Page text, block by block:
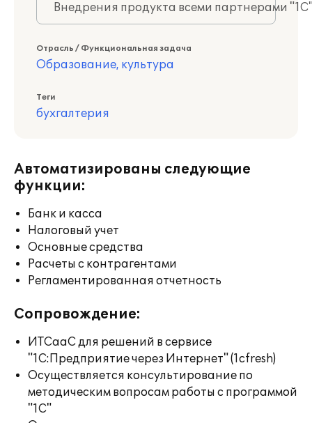
Внедрения продукта всеми партнерами
Отрасль / Функциональная задача
Образование, культура
Теги
бухгалтерия
Автоматизированы следующие
функции:
Банк и касса
Налоговый учет
Основные средства
Расчеты с контрагентами
Регламентированная отчетность
Сопровождение:
ИТСааС для решений в сервисе
"1С:Предприятие через Интернет" (1cfresh)
Осуществляется консультирование по
методическим вопросам работы с программой
"1С"